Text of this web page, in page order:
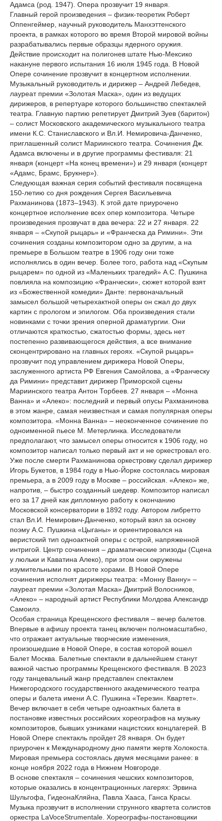
Адамса (род. 1947). Опера прозвучит 19 января.
Главный герой произведения – физик-теоретик Роберт
Оппенгеймер, научный руководитель Манхэттенского
проекта, в рамках которого во время Второй мировой войны
разрабатывались первые образцы ядерного оружия.
Действие происходит на полигонев штате Нью-Мексико
накануне первого испытания 16 июля 1945 года. В Новой
Опере сочинение прозвучит в концертном исполнении.
Музыкальный руководитель и дирижер – Андрей Лебедев,
лауреат премии «Золотая Маска», один из ведущих
дирижеров, в репертуаре которого большинство спектаклей
театра. Главную партию репетирует Дмитрий Зуев (баритон)
– солист Московского академического музыкального театра
имени К.С. Станиславского и Вл.И. Немировича-Данченко,
приглашенный солист Мариинского театра. Сочинения Дж.
Адамса включены и в другие программы фестиваля: 21
января (концерт «На конец времени») и 29 января (концерт
«Адамс, Брамс, Брукнер»).
Следующая важная серия событий фестиваля посвящена
150-летию со дня рождения Сергея Васильевича
Рахманинова (1873–1943). К этой дате приурочено
концертное исполнение всех опер композитора. Четыре
произведения прозвучат в два вечера: 22 и 27 января. 22
января – «Скупой рыцарь» и «Франческа да Римини». Эти
сочинения созданы композитором одно за другим, а на
премьере в Большом театре в 1906 году они тоже
исполнялись в один вечер. Более того, работа над «Скупым
рыцарем» по одной из «Маленьких трагедий» А.С. Пушкина
повлияла на композицию «Франчески», сюжет которой взят
из «Божественной комедии» Данте: первоначальный
замысел большой четырехактной оперы он сжал до двух
картин с прологом и эпилогом. Оба произведения стали
новинками с точки зрения оперной драматургии. Они
отличаются краткостью, сжатостью формы, здесь нет
постепенно развивающегося действия, а все внимание
сконцентрировано на главных героях. «Скупой рыцарь»
прозвучит под управлением дирижера Новой Оперы,
заслуженного артиста РФ Евгения Самойлова, а «Франческу
да Римини» представит дирижер Приморской сцены
Мариинского театра Антон Торбеев. 27 января – «Монна
Ванна» и «Алеко»: последний и первый опусы Рахманинова
в этом жанре, самая неизвестная и самая популярная оперы
композитора. «Монна Ванна» – неоконченное сочинение по
одноименной пьесе М. Метерлинка. Исследователи
предполагают, что замысел оперы относится к 1906 году, но
композитор написал только первый акт и не оркестровал его.
Уже после смерти Рахманинова оркестровку сделал дирижер
Игорь Букетов, в 1984 году в Нью-Йорке состоялась мировая
премьера, а в 2009 году в Москве – российская. «Алеко» же,
напротив, – быстро созданный шедевр. Композитор написал
его за 17 дней как дипломную работу к окончанию
Московской консерватории в 1892 году. Автором либретто
стал Вл.И. Немирович-Данченко, который взял за основу
поэму А.С. Пушкина «Цыганы» и ориентировался на
веристский тип одноактной оперы с острой, напряженной
интригой. Центр сочинения – драматические эпизоды (Сцена
у люльки и Каватина Алеко), при этом они окружены
изумительными по красоте хорами. В Новой Опере
сочинения исполнят дирижеры театра: «Монну Ванну» –
лауреат премии «Золотая Маска» Дмитрий Волосников,
«Алеко» – народный артист Республики Молдова Александр
Самоилэ.
Особая страница Крещенского фестиваля – вечер балетов.
Впервые в афишу проекта танец включен полномасштабно,
что отражает актуальные творческие изменения,
произошедшие в Новой Опере, в состав которой вошел
Балет Москва. Балетные спектакли в дальнейшем станут
важной частью программы Крещенского фестиваля. В 2023
году танцевальный жанр представлен спектаклем
Нижегородского государственного академического театра
оперы и балета имени А.С. Пушкина «Терезин. Квартет».
Вечер включает в себя четыре одноактных балета в
постановке известных российских хореографов на музыку
композиторов, бывших узниками нацистских концлагерей. В
Новой Опере спектакль пройдет 28 января. Он будет
приурочен к Международному дню памяти жертв Холокоста.
Мировая премьера состоялась двумя месяцами ранее: в
конце ноября 2022 года в Нижнем Новгороде.
В основе спектакля – сочинения чешских композиторов,
которые оказались в концентрационных лагерях: Эрвина
Шульгофа, ГидеонаКляйна, Павла Хааса, Ганса Красы.
Музыка прозвучит в исполнении струнного квартета солистов
оркестра LaVoceStrumentale. Хореографы-постановщики